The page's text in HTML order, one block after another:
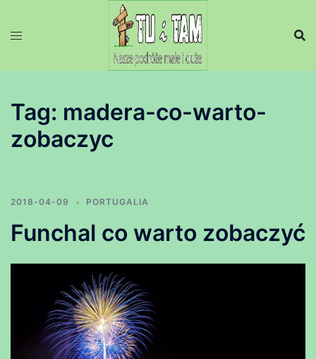
Tag: madera-co-warto-
zobaczyc
2018-04-09 PORTUGALIA
Funchal co warto zobaczyć